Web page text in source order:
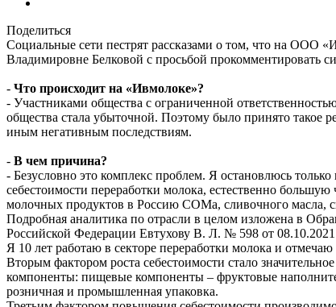
Поделиться
Социальные сети пестрят рассказами о том, что на ООО
Владимировне Белковой с просьбой прокомментировать
- Что происходит на «Ивмолоке»?
- Участниками общества с ограниченной
общества стала убыточной. Поэтому было принято
иным негативным последствиям.
- В чем причина?
- Безусловно это комплекс проблем. Я остановлюсь
себестоимости переработки молока, естественно
молочных продуктов в Россию СОМа, сливочного масла,
Подробная аналитика по отрасли в целом изложена в
Российской Федерации Евтухову В. Л. № 598 от 08.10.2021
Я 10 лет работаю в секторе переработки молока и
Вторым фактором роста себестоимости стало
компоненты: пищевые компоненты – фруктовые
розничная и промышленная упаковка.